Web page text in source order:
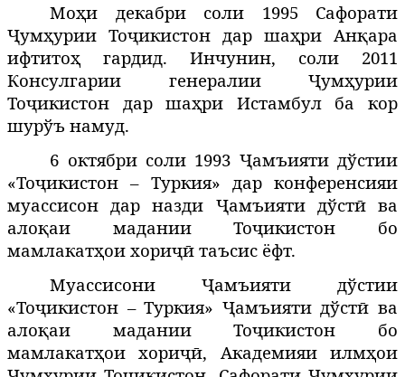
Моҳи декабри соли 1995 Сафорати
Ҷумҳурии Тоҷикистон дар шаҳри Анқара
ифтитоҳ гардид. Инчунин, соли 2011
Консулгарии генералии Ҷумҳурии
Тоҷикистон дар шаҳри Истамбул ба кор
шурўъ намуд.
6 октябри соли 1993 Ҷамъияти дўстии
«Тоҷикистон – Туркия» дар конференсияи
муассисон дар назди Ҷамъияти дўстӣ ва
алоқаи мадании Тоҷикистон бо
мамлакатҳои хориҷӣ таъсис ёфт.
Муассисони Ҷамъияти дўстии
«Тоҷикистон – Туркия» Ҷамъияти дўстӣ ва
алоқаи мадании Тоҷикистон бо
мамлакатҳои хориҷӣ, Академияи илмҳои